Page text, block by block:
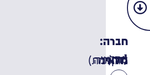
חברה:
מלאי:
1 במלאי (ניתן להזמנה מוקדמת)